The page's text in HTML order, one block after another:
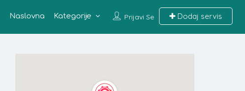
Prijavi Se Dodaj servis
Naslovna Kategorije